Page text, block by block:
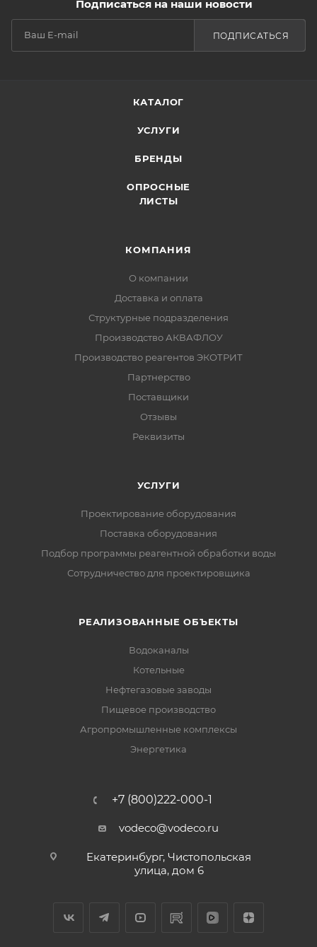
Подписаться на наши новости
ПОДПИСАТЬСЯ
КАТАЛОГ
УСЛУГИ
БРЕНДЫ
ОПРОСНЫЕ
ЛИСТЫ
КОМПАНИЯ
О компании
Доставка и оплата
Структурные подразделения
Производство АКВАФЛОУ
Производство реагентов ЭКОТРИТ
Партнерство
Поставщики
Отзывы
Реквизиты
УСЛУГИ
Проектирование оборудования
Поставка оборудования
Подбор программы реагентной обработки воды
Сотрудничество для проектировщика
РЕАЛИЗОВАННЫЕ ОБЪЕКТЫ
Водоканалы
Котельные
Нефтегазовые заводы
Пищевое производство
Агропромышленные комплексы
Энергетика
+7 (800)222-000-1
vodeco@vodeco.ru
Екатеринбург, Чистопольская
улица, дом 6